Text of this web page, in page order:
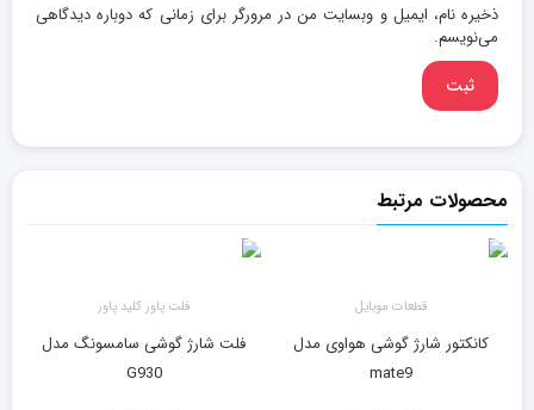
ذخیره نام، ایمیل و وبسایت من در مرورگر برای زمانی که دوباره دیدگاهی
می‌نویسم.
محصولات مرتبط
قطعات موبایل
کانکتور شارژ گوشی هواوی مدل
mate9
فلت پاور کلید پاور
فلت شارژ گوشی سامسونگ مدل
G930